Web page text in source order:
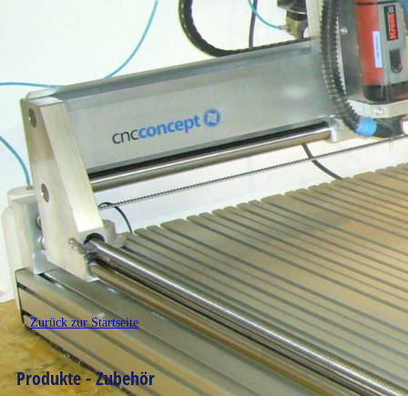
Zurück zur Startseite
Produkte - Zubehör